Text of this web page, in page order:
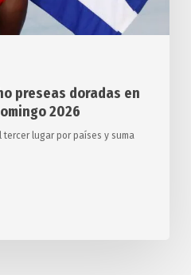
preseas doradas en
2026
lugar por países y suma